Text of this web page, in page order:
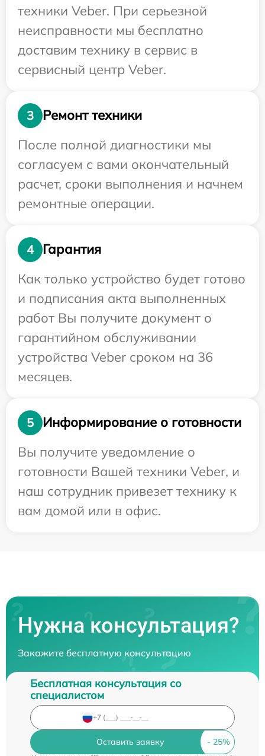
техники Veber. При серьезной
неисправности мы бесплатно
доставим технику в сервис в
сервисный центр Veber.
3
Ремонт техники
После полной диагностики мы
согласуем с вами окончательный
расчет, сроки выполнения и начнем
ремонтные операции.
4
Гарантия
Как только устройство будет готово
и подписания акта выполненных
работ Вы получите документ о
гарантийном обслуживании
устройства Veber сроком на 36
месяцев.
5
Информирование о готовности
Вы получите уведомление о
готовности Вашей техники Veber, и
наш сотрудник привезет технику к
вам домой или в офис.
Нужна консультация?
Закажите бесплатную консультацию
Бесплатная консультация со
специалистом
Оставить заявку